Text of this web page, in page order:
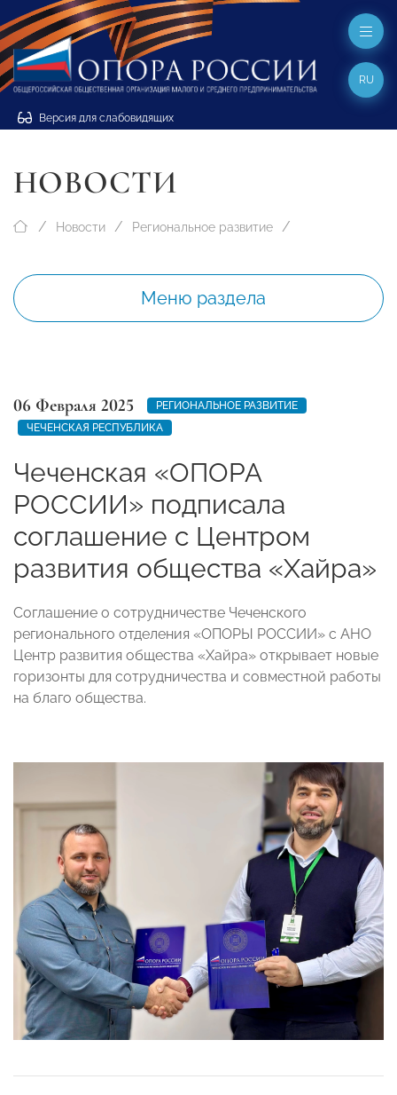
Версия для слабовидящих
RU
НОВОСТИ
Новости Региональное развитие
Меню раздела
06 Февраля 2025
РЕГИОНАЛЬНОЕ РАЗВИТИЕ
ЧЕЧЕНСКАЯ РЕСПУБЛИКА
Чеченская «ОПОРА
РОССИИ» подписала
соглашение с Центром
развития общества «Хайра»
Соглашение о сотрудничестве Чеченского
регионального отделения «ОПОРЫ РОССИИ» с АНО
Центр развития общества «Хайра» открывает новые
горизонты для сотрудничества и совместной работы
на благо общества.